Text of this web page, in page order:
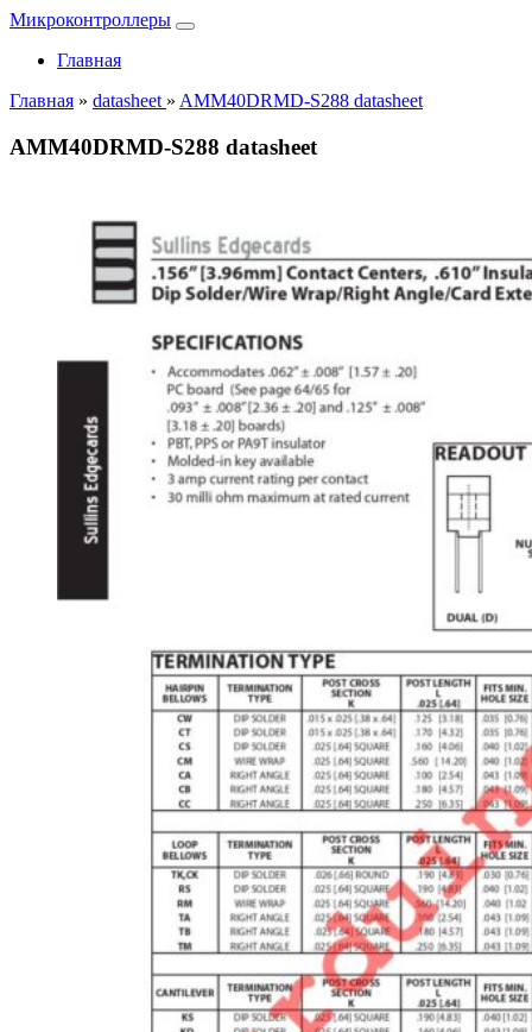
Микроконтроллеры
Главная
Главная » datasheet » AMM40DRMD-S288 datasheet
AMM40DRMD-S288 datasheet